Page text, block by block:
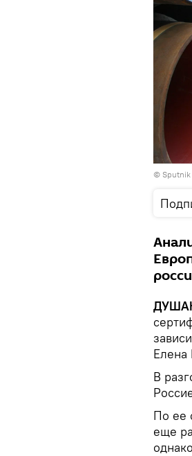
© Sputnik
Елена
В
По ее
еще